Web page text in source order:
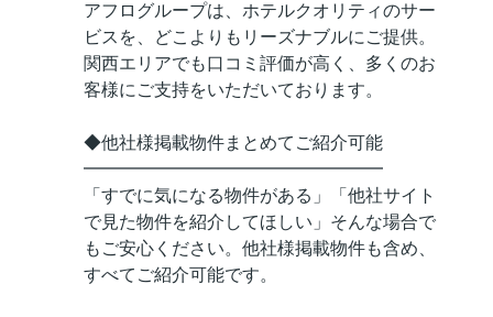
アフログループは、ホテルクオリティのサー
ビスを、どこよりもリーズナブルにご提供。
関西エリアでも口コミ評価が高く、多くのお
客様にご支持をいただいております。
◆他社様掲載物件まとめてご紹介可能
━━━━━━━━━━━━━━━━━
「すでに気になる物件がある」「他社サイト
で見た物件を紹介してほしい」そんな場合で
もご安心ください。他社様掲載物件も含め、
すべてご紹介可能です。